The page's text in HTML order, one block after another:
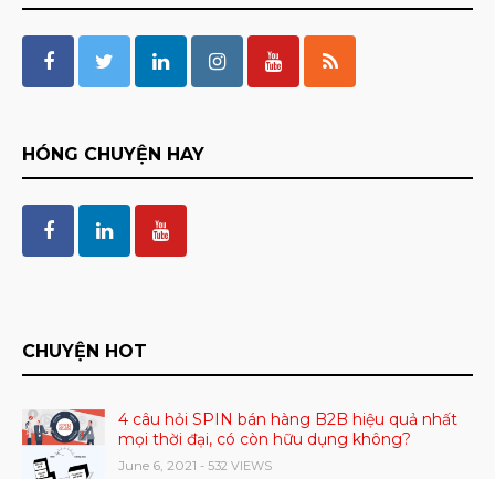
HÓNG CHUYỆN HAY
CHUYỆN HOT
4 câu hỏi SPIN bán hàng B2B hiệu quả nhất
mọi thời đại, có còn hữu dụng không?
June 6, 2021 - 532 VIEWS